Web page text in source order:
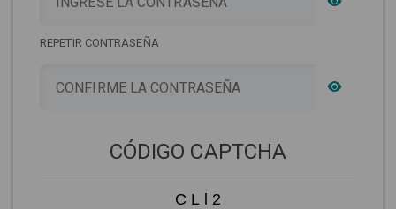
REPETIR CONTRASEÑA
CÓDIGO CAPTCHA
C L l 2